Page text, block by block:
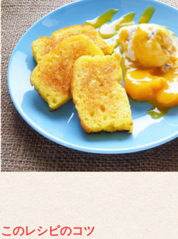
このレシピのコツ